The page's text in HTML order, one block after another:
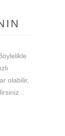
olabilir,
..